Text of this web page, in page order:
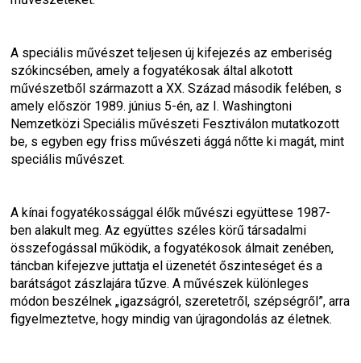
A speciális művészet teljesen új kifejezés az emberiség
szókincsében, amely a fogyatékosak által alkotott
művészetből származott a XX. Század második felében, s
amely először 1989. június 5-én, az I. Washingtoni
Nemzetközi Speciális művészeti Fesztiválon mutatkozott
be, s egyben egy friss művészeti ággá nőtte ki magát, mint
speciális művészet.
A kínai fogyatékossággal élők művészi együttese 1987-
ben alakult meg. Az együttes széles körű társadalmi
összefogással működik, a fogyatékosok álmait zenében,
táncban kifejezve juttatja el üzenetét őszinteséget és a
barátságot zászlajára tűzve. A művészek különleges
módon beszélnek „igazságról, szeretetről, szépségről”, arra
figyelmeztetve, hogy mindig van újragondolás az életnek.